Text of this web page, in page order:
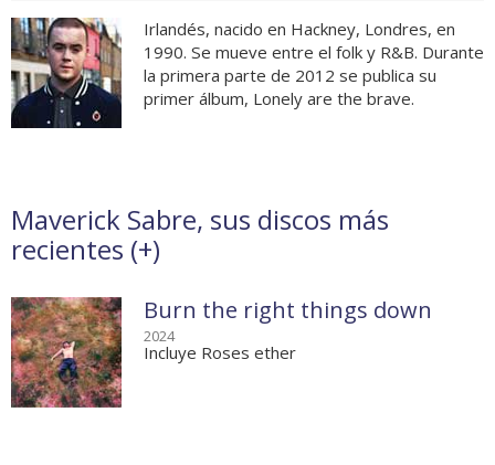
Irlandés, nacido en Hackney, Londres, en
1990. Se mueve entre el folk y R&B. Durante
la primera parte de 2012 se publica su
primer álbum, Lonely are the brave.
Maverick Sabre, sus discos más
recientes (+)
Burn the right things down
2024
Incluye Roses ether